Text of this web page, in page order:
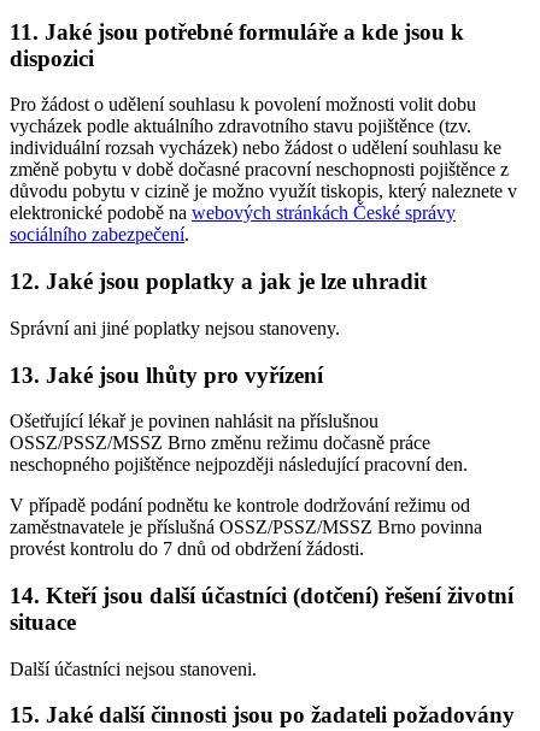
11. Jaké jsou potřebné formuláře a kde jsou k
dispozici
Pro žádost o udělení souhlasu k povolení možnosti volit dobu
vycházek podle aktuálního zdravotního stavu pojištěnce (tzv.
individuální rozsah vycházek) nebo žádost o udělení souhlasu ke
změně pobytu v době dočasné pracovní neschopnosti pojištěnce z
důvodu pobytu v cizině je možno využít tiskopis, který naleznete v
elektronické podobě na webových stránkách České správy
sociálního zabezpečení.
12. Jaké jsou poplatky a jak je lze uhradit
Správní ani jiné poplatky nejsou stanoveny.
13. Jaké jsou lhůty pro vyřízení
Ošetřující lékař je povinen nahlásit na příslušnou
OSSZ/PSSZ/MSSZ Brno změnu režimu dočasně práce
neschopného pojištěnce nejpozději následující pracovní den.
V případě podání podnětu ke kontrole dodržování režimu od
zaměstnavatele je příslušná OSSZ/PSSZ/MSSZ Brno povinna
provést kontrolu do 7 dnů od obdržení žádosti.
14. Kteří jsou další účastníci (dotčení) řešení životní
situace
Další účastníci nejsou stanoveni.
15. Jaké další činnosti jsou po žadateli požadovány